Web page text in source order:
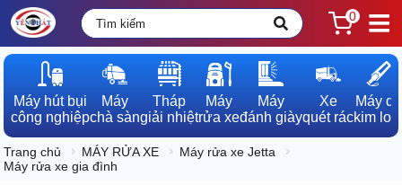
0
Máy hút bụi
công nghiệp
Máy
chà sàn
Tháp
giải nhiệt
Máy
rửa xe
Máy
đánh giày
Xe
quét rác
Máy dò
kim loại
Trang chủ MÁY RỬA XE
Máy rửa xe Jetta
Máy rửa xe gia đình